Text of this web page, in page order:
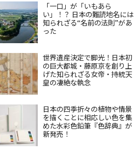
「一口」が「いもあら
い」！？ 日本の難読地名には
知られざる“名前の法則”があ
った
世界遺産決定で脚光！日本初
の巨大都城・藤原京を創り上
げた知られざる女帝・持統天
皇の凄絶な執念
日本の四季折々の植物や情景
を描くことに相応しい色を集
めた水彩色鉛筆『色辞典』が
新発売！